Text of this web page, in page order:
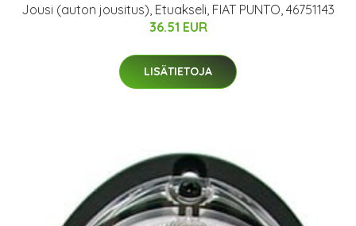
Jousi (auton jousitus), Etuakseli, FIAT PUNTO, 46751143
36.51 EUR
LISÄTIETOJA